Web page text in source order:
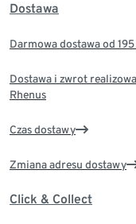
Dostawa
Darmowa dostawa od 195
Dostawa i zwrot
Rhenus
Czas dostawy
Zmiana adresu dostawy
Click & Collect